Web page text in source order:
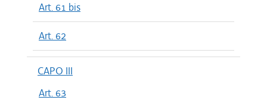
Art. 61 bis
Art. 62
CAPO III
Art. 63